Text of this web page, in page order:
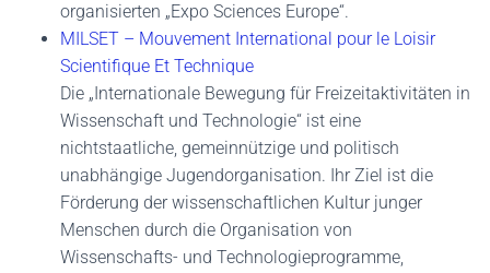
organisierten „Expo Sciences Europe“.
MILSET – Mouvement International pour le Loisir
Scientifique Et Technique
Die „Internationale Bewegung für Freizeitaktivitäten in
Wissenschaft und Technologie“ ist eine
nichtstaatliche, gemeinnützige und politisch
unabhängige Jugendorganisation. Ihr Ziel ist die
Förderung der wissenschaftlichen Kultur junger
Menschen durch die Organisation von
Wissenschafts- und Technologieprogramme,